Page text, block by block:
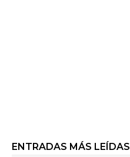
ENTRADAS MÁS LEÍDAS